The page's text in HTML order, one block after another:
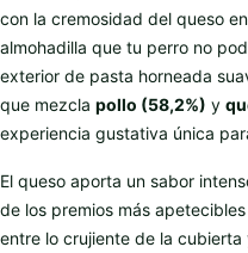
con la cremosidad del queso
almohadilla que tu perro no
exterior de pasta horneada
que mezcla pollo (58,2%) y
experiencia gustativa única
El queso aporta un sabor
de los premios más
entre lo crujiente de la